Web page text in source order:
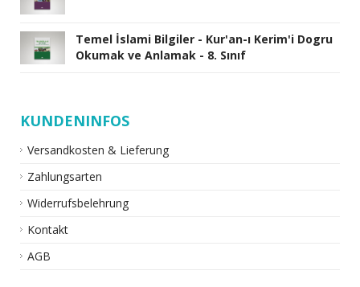
Temel İslami Bilgiler - Kur'an-ı Kerim'i Dogru
Okumak ve Anlamak - 8. Sınıf
KUNDENINFOS
Versandkosten & Lieferung
Zahlungsarten
Widerrufsbelehrung
Kontakt
AGB